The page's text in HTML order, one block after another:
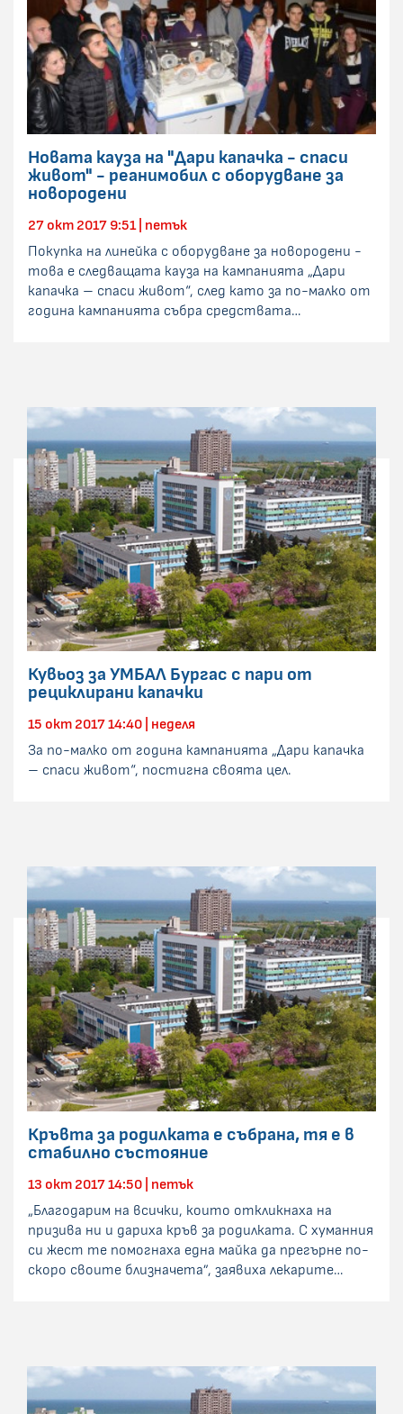
Новата кауза на "Дари капачка - спаси
живот" - реанимобил с оборудване за
новородени
27 окт 2017 9:51 | петък
Покупка на линейка с оборудване за новородени -
това е следващата кауза на кампанията „Дари
капачка – спаси живот“, след като за по-малко от
година кампанията събра средствата…
Кувьоз за УМБАЛ Бургас с пари от
рециклирани капачки
15 окт 2017 14:40 | неделя
За по-малко от година кампанията „Дари капачка
– спаси живот“, постигна своята цел.
Кръвта за родилката е събрана, тя е в
стабилно състояние
13 окт 2017 14:50 | петък
„Благодарим на всички, които откликнаха на
призива ни и дариха кръв за родилката. С хуманния
си жест те помогнаха една майка да прегърне по-
скоро своите близначета”, заявиха лекарите…